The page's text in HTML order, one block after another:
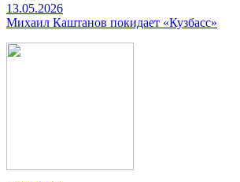
13.05.2026
Михаил Каштанов покидает «Кузбасс»